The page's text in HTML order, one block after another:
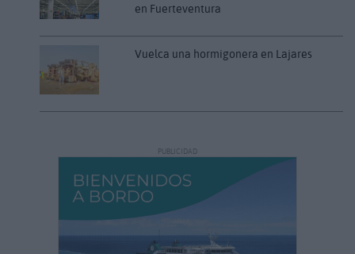
en Fuerteventura
Vuelca una hormigonera en Lajares
PUBLICIDAD